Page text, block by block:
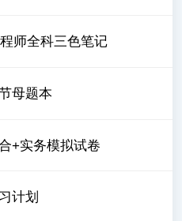
师全科三色笔记
母题本
+实务模拟试卷
计划